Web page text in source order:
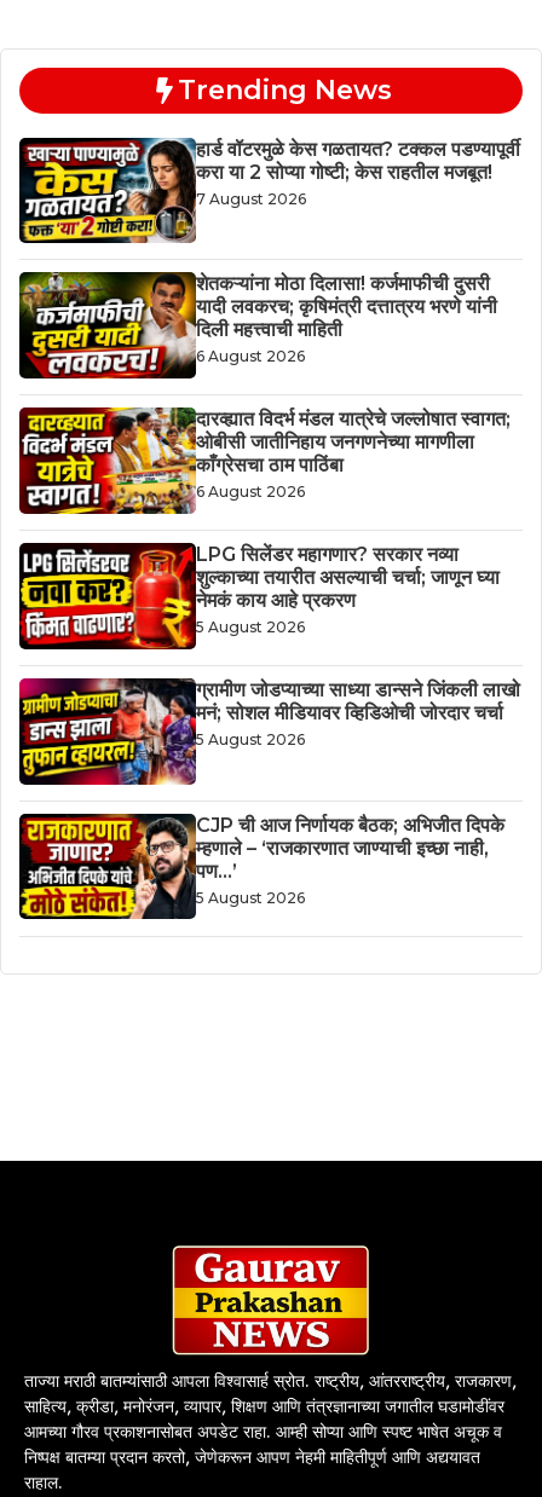
Trending News
हार्ड वॉटरमुळे केस गळतायत? टक्कल पडण्यापूर्वी
करा या 2 सोप्या गोष्टी; केस राहतील मजबूत!
7 August 2026
शेतकऱ्यांना मोठा दिलासा! कर्जमाफीची दुसरी
यादी लवकरच; कृषिमंत्री दत्तात्रय भरणे यांनी
दिली महत्त्वाची माहिती
6 August 2026
दारव्ह्यात विदर्भ मंडल यात्रेचे जल्लोषात स्वागत;
ओबीसी जातीनिहाय जनगणनेच्या मागणीला
काँग्रेसचा ठाम पाठिंबा
6 August 2026
LPG सिलेंडर महागणार? सरकार नव्या
शुल्काच्या तयारीत असल्याची चर्चा; जाणून घ्या
नेमकं काय आहे प्रकरण
5 August 2026
ग्रामीण जोडप्याच्या साध्या डान्सने जिंकली लाखो
मनं; सोशल मीडियावर व्हिडिओची जोरदार चर्चा
5 August 2026
CJP ची आज निर्णायक बैठक; अभिजीत दिपके
म्हणाले – ‘राजकारणात जाण्याची इच्छा नाही,
पण…’
5 August 2026
ताज्या मराठी बातम्यांसाठी आपला विश्वासार्ह स्रोत. राष्ट्रीय, आंतरराष्ट्रीय, राजकारण,
साहित्य, क्रीडा, मनोरंजन, व्यापार, शिक्षण आणि तंत्रज्ञानाच्या जगातील घडामोडींवर
आमच्या गौरव प्रकाशनासोबत अपडेट राहा. आम्ही सोप्या आणि स्पष्ट भाषेत अचूक व
निष्पक्ष बातम्या प्रदान करतो, जेणेकरून आपण नेहमी माहितीपूर्ण आणि अद्ययावत
राहाल.